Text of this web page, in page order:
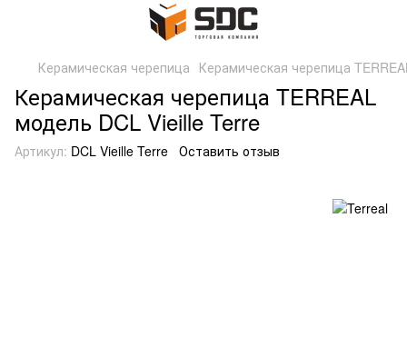
Керамическая черепица Керамическая черепица
Керамическая черепица TERREAL
модель DCL Vieille Terre
Артикул: DCL Vieille Terre Оставить отзыв